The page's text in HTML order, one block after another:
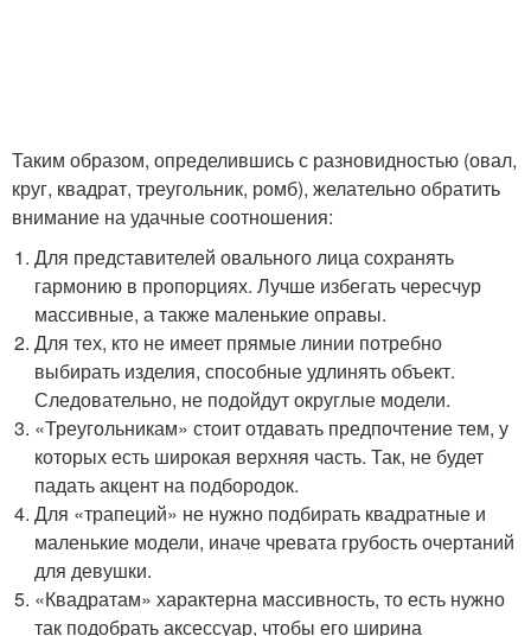
Таким образом, определившись с разновидностью (овал,
круг, квадрат, треугольник, ромб), желательно обратить
внимание на удачные соотношения:
Для представителей овального лица сохранять
гармонию в пропорциях. Лучше избегать чересчур
массивные, а также маленькие оправы.
Для тех, кто не имеет прямые линии потребно
выбирать изделия, способные удлинять объект.
Следовательно, не подойдут округлые модели.
«Треугольникам» стоит отдавать предпочтение тем, у
которых есть широкая верхняя часть. Так, не будет
падать акцент на подбородок.
Для «трапеций» не нужно подбирать квадратные и
маленькие модели, иначе чревата грубость очертаний
для девушки.
«Квадратам» характерна массивность, то есть нужно
так подобрать аксессуар, чтобы его ширина